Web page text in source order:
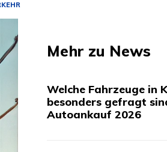
Mehr zu News
Welche Fahrzeuge in
besonders gefragt
Autoankauf 2026